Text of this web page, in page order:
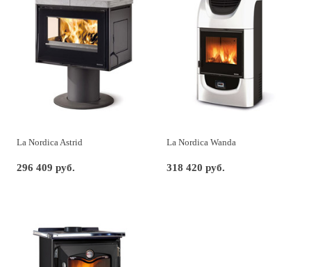
La Nordica Astrid
296 409 руб.
La Nordica Wanda
318 420 руб.